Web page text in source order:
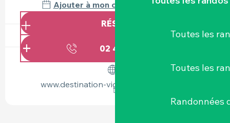
Toutes les
Toutes les
Randonnées
Ajouter à mon calendrier Google
RÉSERVER
02 40 54 02
www.destination-vignoble-nantais.com